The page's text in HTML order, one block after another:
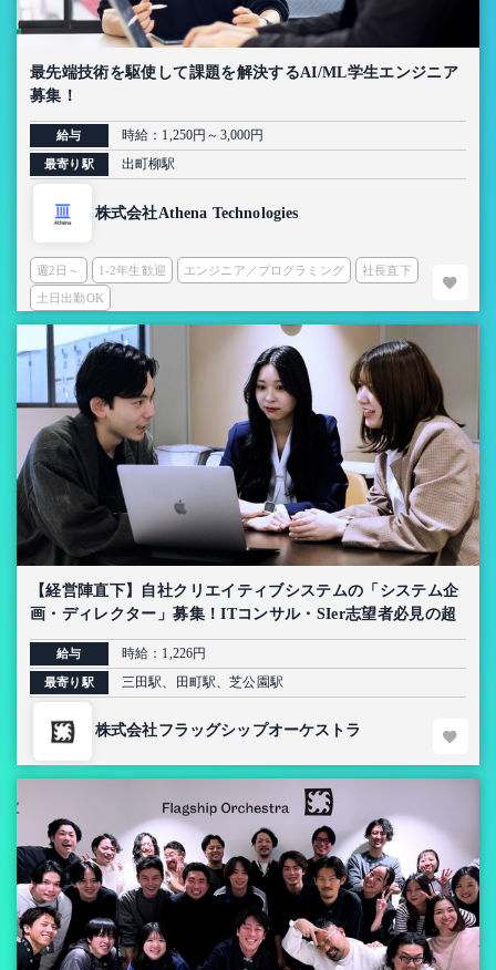
最先端技術を駆使して課題を解決するAI/ML学生エンジニア
募集！
給与 時給：1,250円～3,000円
最寄り駅 出町柳駅
株式会社Athena Technologies
週2日～ 1-2年生歓迎 エンジニア／プログラミング 社長直下
土日出勤OK
【経営陣直下】自社クリエイティブシステムの「システム企
画・ディレクター」募集！ITコンサル・SIer志望者必見の超
上流インターン【AI導入プロジェクト】
給与 時給：1,226円
最寄り駅 三田駅、田町駅、芝公園駅
株式会社フラッグシップオーケストラ